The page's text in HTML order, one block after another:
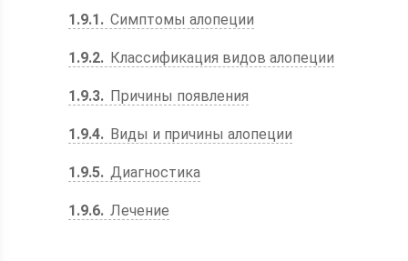
1.9.1 Симптомы алопеции
1.9.2 Классификация видов алопеции
1.9.3 Причины появления
1.9.4 Виды и причины алопеции
1.9.5 Диагностика
1.9.6 Лечение